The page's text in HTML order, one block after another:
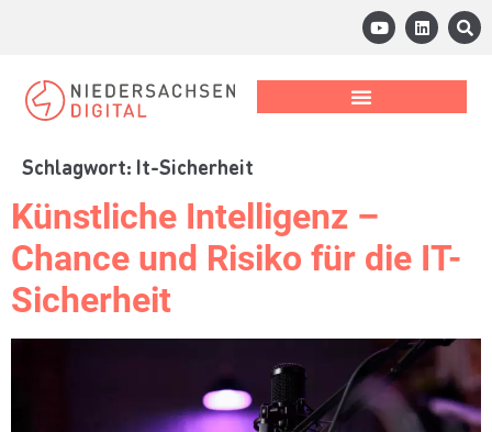
Schlagwort: It-Sicherheit
Künstliche Intelligenz –
Chance und Risiko für die IT-
Sicherheit